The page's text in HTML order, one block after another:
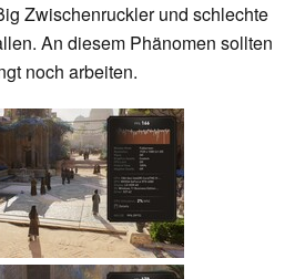
Zwischenruckler und schlechte
An diesem Phänomen sollten
noch arbeiten.